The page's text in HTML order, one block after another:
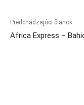
Predchádzajúci článok
Africa Express –